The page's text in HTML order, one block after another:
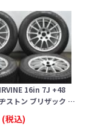
IRVINE 16in 7J +48
ストン ブリザック …
(税込)